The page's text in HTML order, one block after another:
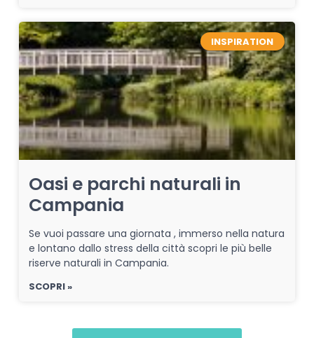
INSPIRATION
Oasi e parchi naturali in
Campania
Se vuoi passare una giornata , immerso nella natura
e lontano dallo stress della città scopri le più belle
riserve naturali in Campania.
SCOPRI »